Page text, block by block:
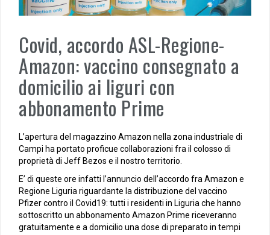
Covid, accordo ASL-Regione-
Amazon: vaccino consegnato a
domicilio ai liguri con
abbonamento Prime
L’apertura del magazzino Amazon nella zona industriale di
Campi ha portato proficue collaborazioni fra il colosso di
proprietà di Jeff Bezos e il nostro territorio.
E’ di queste ore infatti l’annuncio dell’accordo fra Amazon e
Regione Liguria riguardante la distribuzione del vaccino
Pfizer contro il Covid19: tutti i residenti in Liguria che hanno
sottoscritto un abbonamento Amazon Prime riceveranno
gratuitamente e a domicilio una dose di preparato in tempi